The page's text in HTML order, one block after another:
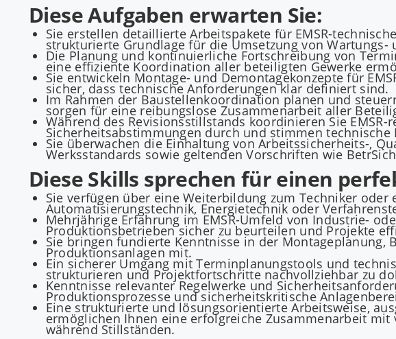
Diese Aufgaben erwarten Sie:
Sie erstellen detaillierte Arbeitspakete für EMSR-
strukturierte Grundlage für die Umsetzung von Wartungs-
Die Planung und kontinuierliche Fortschreibung von
eine effiziente Koordination aller beteiligten Gewerke
Sie entwickeln Montage- und Demontagekonzepte für
sicher, dass technische Anforderungen klar definiert sind.
Im Rahmen der Baustellenkoordination planen und
sorgen für eine reibungslose Zusammenarbeit aller
Während des Revisionsstillstands koordinieren Sie
Sicherheitsabstimmungen durch und stimmen
Sie überwachen die Einhaltung von Arbeitssicherheits-,
Werksstandards sowie geltenden Vorschriften wie
Diese Skills sprechen für einen
Sie verfügen über eine Weiterbildung zum Techniker
Automatisierungstechnik, Energietechnik oder
Mehrjährige Erfahrung im EMSR-Umfeld von Industrie-
Produktionsbetrieben sicher zu beurteilen und Projekte
Sie bringen fundierte Kenntnisse in der
Produktionsanlagen mit.
Ein sicherer Umgang mit Terminplanungstools und
strukturieren und Projektfortschritte nachvollziehbar zu
Kenntnisse relevanter Regelwerke und
Produktionsprozesse und sicherheitskritische
Eine strukturierte und lösungsorientierte Arbeitsweise,
ermöglichen Ihnen eine erfolgreiche Zusammenarbeit
während Stillständen.